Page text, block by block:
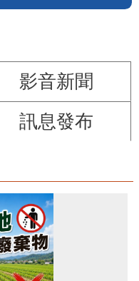
影音新聞
訊息發布